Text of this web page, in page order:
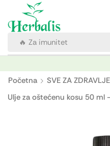
🔥 Vitamin C
Početna SVE ZA ZDRAVLJE
Ulje za oštećenu kosu 50 ml